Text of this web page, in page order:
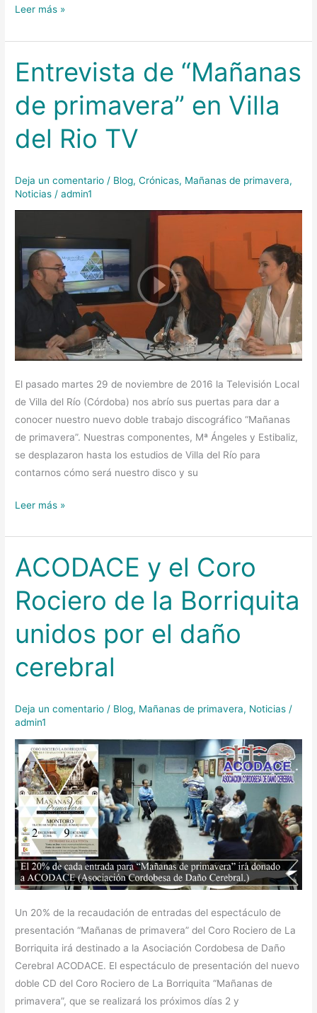
Leer más »
Entrevista de “Mañanas
de primavera” en Villa
del Rio TV
Deja un comentario / Blog,Crónicas, Mañanas de primavera,
Noticias /admin1
El pasado martes 29 de noviembre de 2016 la Televisión Local
de Villa del Río (Córdoba) nos abrío sus puertas para dar a
conocer nuestro nuevo doble trabajo discográfico “Mañanas
de primavera”. Nuestras componentes, Mª Ángeles y Estibaliz,
se desplazaron hasta los estudios de Villa del Río para
contarnos cómo será nuestro disco y su
Entrevista
de
“Mañanas
de
primavera”
en
del
Leer más »
ACODACE y el Coro
Rociero de la Borriquita
unidos por el daño
cerebral
Deja un comentario / Blog, Mañanas de primavera, Noticias /
admin1
Un 20% de la recaudación de entradas del espectáculo de
presentación “Mañanas de primavera” del Coro Rociero de La
Borriquita irá destinado a la Asociación Cordobesa de Daño
Cerebral ACODACE. El espectáculo de presentación del nuevo
doble CD del Coro Rociero de La Borriquita “Mañanas de
primavera”, que se realizará los próximos días 2 y
ACODACE
y
el
Coro
Rociero
de
la
por
daño
cerebral